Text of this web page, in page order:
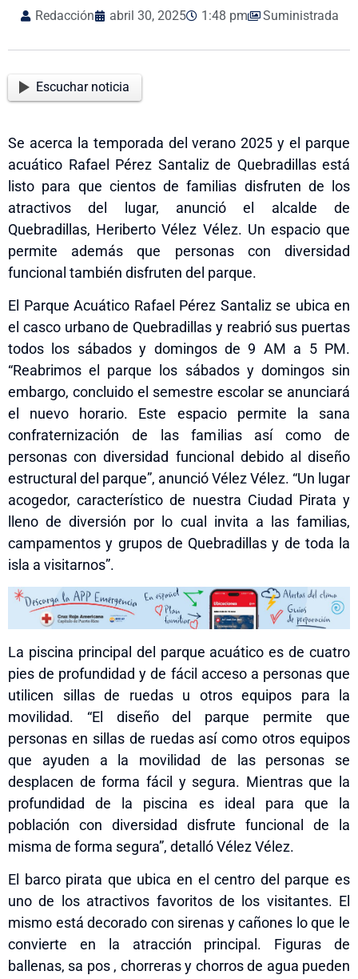
Redacción abril 30, 2025 1:48 pm Suministrada
Escuchar noticia
Se acerca la temporada del verano 2025 y el parque
acuático Rafael Pérez Santaliz de Quebradillas está
listo para que cientos de familias disfruten de los
atractivos del lugar, anunció el alcalde de
Quebradillas, Heriberto Vélez Vélez. Un espacio que
permite además que personas con diversidad
funcional también disfruten del parque.
El Parque Acuático Rafael Pérez Santaliz se ubica en
el casco urbano de Quebradillas yreabrió sus puertas
todos los sábados y domingos de 9 AM a 5 PM.
“Reabrimos el parque los sábados y domingos sin
embargo, concluido el semestre escolar se anunciará
el nuevo horario. Este espacio permite la sana
confraternización de las familias así como de
personas con diversidad funcional debido al diseño
estructural del parque”, anunció Vélez Vélez. “Un lugar
acogedor, característico de nuestra Ciudad Pirata y
lleno de diversión por lo cual invita a las familias,
campamentos y grupos de Quebradillas y de toda la
isla a visitarnos”.
La piscina principal del parque acuático es de cuatro
pies de profundidad y de fácil acceso a personas que
utilicen sillas de ruedas u otros equipos para la
movilidad. “El diseño del parque permite que
personas en sillas de ruedas así como otros equipos
que ayuden a la movilidad de las personas se
desplacen de forma fácil y segura. Mientras que la
profundidad de la piscina es ideal para que la
población con diversidad disfrute funcional de la
misma de forma segura”, detalló Vélez Vélez.
El barco pirata que ubica en el centro del parque es
uno de los atractivos favoritos de los visitantes. El
mismo está decorado con sirenas y cañones lo que le
convierte en la atracción principal. Figuras de
ballenas, sa pos, chorreras y chorros de agua pueden